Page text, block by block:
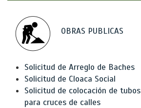
OBRAS PUBLICAS
Solicitud de Arreglo de Baches
Solicitud de Cloaca Social
Solicitud de colocación de
para cruces de calles